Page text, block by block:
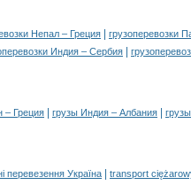
Непал – Греция грузоперевозки
Индия – Сербия
– Греция грузы Индия – Албания
перевезення Україна transport